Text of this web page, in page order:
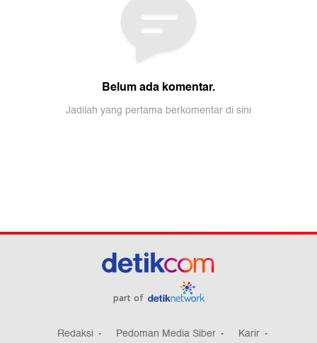
part of
Redaksi Pedoman Media Siber
Karir